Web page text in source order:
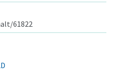
61822